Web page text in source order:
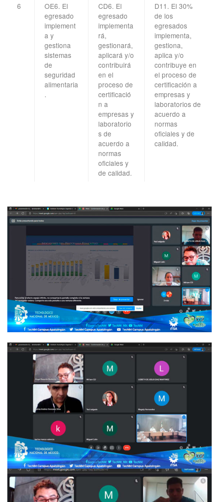
6
OE6. El
egresado
implement
a y
gestiona
sistemas
de
seguridad
alimentaria
.
CD6. El
egresado
implementa
rá,
gestionará,
aplicará y/o
contribuirá
en el
proceso de
certificació
n a
empresas y
laboratorio
s de
acuerdo a
normas
oficiales y
de calidad.
D11. El 30%
de los
egresados
implementa,
gestiona,
aplica y/o
contribuye en
el proceso de
certificación a
empresas y
laboratorios de
acuerdo a
normas
oficiales y de
calidad.